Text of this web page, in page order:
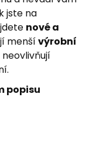
jste na
nové a
menšívýrobní
popisu